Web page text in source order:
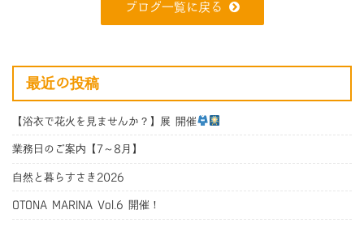
ブログ一覧に戻る
最近の投稿
【浴衣で花火を見ませんか？】展 開催
業務日のご案内【7～8月】
自然と暮らすさき2026
OTONA MARINA Vol.6 開催！